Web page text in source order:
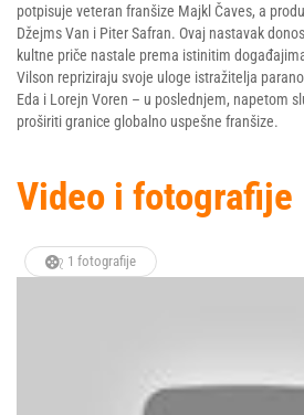
potpisuje veteran franšize Majkl Čaves, a
Džejms Van i Piter Safran. Ovaj nastavak
kultne priče nastale prema istinitim
Vilson repriziraju svoje uloge istražitelja
Eda i Lorejn Voren – u poslednjem, napetom
proširiti granice globalno uspešne franšize.
Video i fotografije
1 fotografije